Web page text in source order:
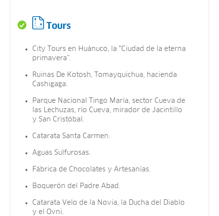
Tours
City Tours en Huánuco, la “Ciudad de la eterna
primavera”.
Ruinas De Kotosh, Tomayquichua, hacienda
Cashigaga.
Parque Nacional Tingo María, sector Cueva de
las Lechuzas, río Cueva, mirador de Jacintillo
y San Cristóbal.
Catarata Santa Carmen.
Aguas Sulfurosas.
Fábrica de Chocolates y Artesanías.
Boquerón del Padre Abad.
Catarata Velo de la Novia, la Ducha del Diablo
y el Ovni.